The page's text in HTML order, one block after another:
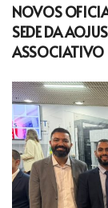
NOVOS
SEDE DA
ASSOCIATIVO